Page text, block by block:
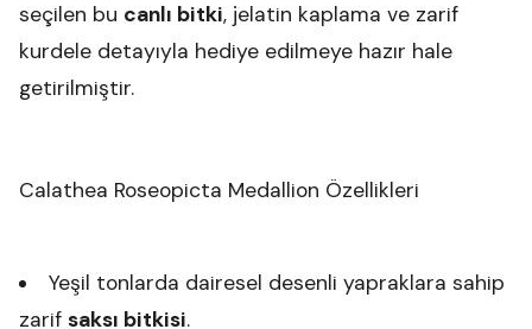
seçilen bu canlı bitki, jelatin kaplama ve zarif
kurdele detayıyla hediye edilmeye hazır hale
getirilmiştir.
Calathea Roseopicta Medallion Özellikleri
Yeşil tonlarda dairesel desenli yapraklara sahip
zarif saksı bitkisi.